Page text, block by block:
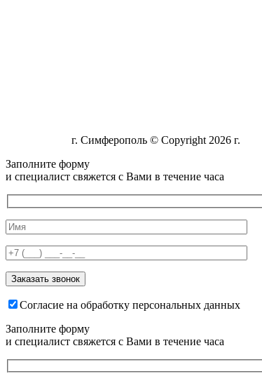
г. Симферополь © Copyright 2026 г.
Заполните форму
и специалист свяжется с Вами в течение часа
Согласие на обработку персональных данных
Заполните форму
и специалист свяжется с Вами в течение часа